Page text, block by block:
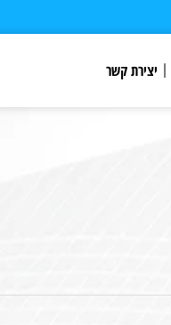
יצירת קשר